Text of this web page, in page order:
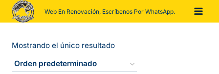
Saltar
Web En Renovación, Escríbenos Por WhatsApp.
Mostrando el único resultado